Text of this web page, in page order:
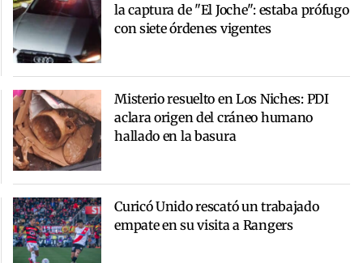
la captura de "El Joche": estaba prófugo
con siete órdenes vigentes
Misterio resuelto en Los Niches: PDI
aclara origen del cráneo humano
hallado en la basura
Curicó Unido rescató un trabajado
empate en su visita a Rangers